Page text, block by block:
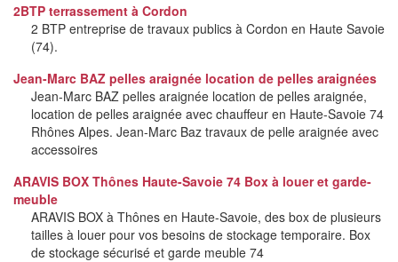
2BTP terrassement à Cordon
2 BTP entreprise de travaux publics à Cordon en Haute Savoie
(74).
Jean-Marc BAZ pelles araignée location de pelles araignées
Jean-Marc BAZ pelles araignée location de pelles araignée,
location de pelles araignée avec chauffeur en Haute-Savoie 74
Rhônes Alpes. Jean-Marc Baz travaux de pelle araignée avec
accessoires
ARAVIS BOX Thônes Haute-Savoie 74 Box à louer et garde-
meuble
ARAVIS BOX à Thônes en Haute-Savoie, des box de plusieurs
tailles à louer pour vos besoins de stockage temporaire. Box
de stockage sécurisé et garde meuble 74